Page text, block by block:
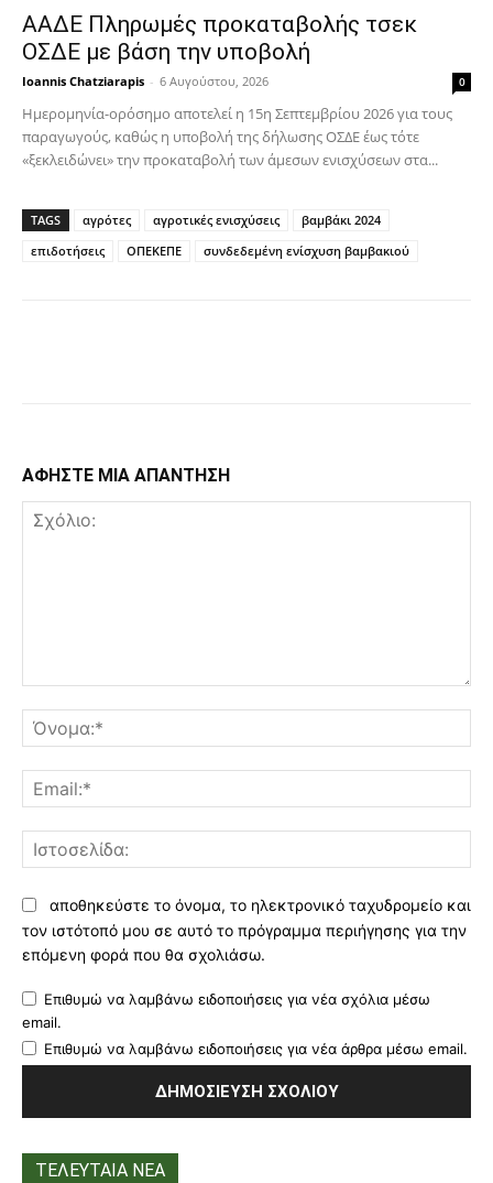
ΑΑΔΕ Πληρωμές προκαταβολής τσεκ
ΟΣΔΕ με βάση την υποβολή
Ioannis Chatziarapis - 6 Αυγούστου, 2026 0
Ημερομηνία-ορόσημο αποτελεί η 15η Σεπτεμβρίου 2026 για τους
παραγωγούς, καθώς η υποβολή της δήλωσης ΟΣΔΕ έως τότε
«ξεκλειδώνει» την προκαταβολή των άμεσων ενισχύσεων στα...
TAGS αγρότες αγροτικές ενισχύσεις
βαμβάκι 2024
επιδοτήσεις
ΟΠΕΚΕΠΕ συνδεδεμένη ενίσχυση βαμβακιού
ΑΦΗΣΤΕ ΜΙΑ ΑΠΑΝΤΗΣΗ
αποθηκεύστε το όνομα, το ηλεκτρονικό ταχυδρομείο και
τον ιστότοπό μου σε αυτό το πρόγραμμα περιήγησης για την
επόμενη φορά που θα σχολιάσω.
Επιθυμώ να λαμβάνω ειδοποιήσεις για νέα σχόλια μέσω
email.
Επιθυμώ να λαμβάνω ειδοποιήσεις για νέα άρθρα μέσω email.
ΤΕΛΕΥΤΑΙΑ ΝΕΑ